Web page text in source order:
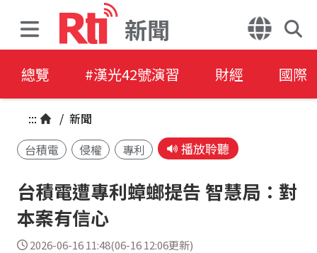
新聞
總覽 #漢光42號演習 財經 國際
::: / 新聞
台積電
侵權 專利 播放聆聽
台積電遭專利蟑螂提告 智慧局：對
本案有信心
2026-06-16 11:48(06-16 12:06更新)